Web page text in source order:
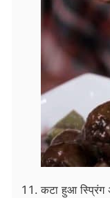
कटा हुआ स्प्रिंग